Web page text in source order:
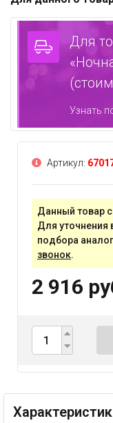
Для
Узнать
Артикул:
Данный товар
Для уточнения
подбора
звонок.
2 916